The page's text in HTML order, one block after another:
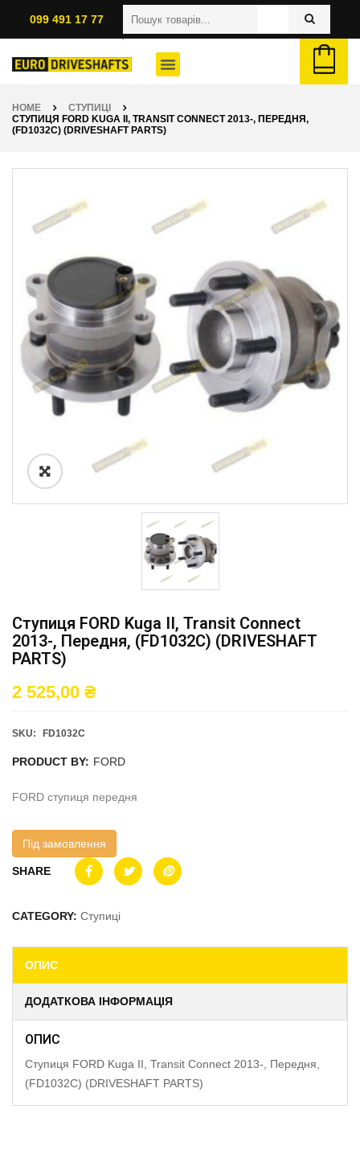
099 491 17 77
HOME
СТУПИЦІ
СТУПИЦЯ FORD KUGA II, TRANSIT CONNECT 2013-, ПЕРЕДНЯ,
(FD1032C) (DRIVESHAFT PARTS)
Ступиця FORD Kuga II, Transit Connect
2013-, Передня, (FD1032C) (DRIVESHAFT
PARTS)
2 525,00 ₴
SKU: FD1032C
PRODUCT BY: FORD
FORD ступиця передня
Під замовлення
SHARE
CATEGORY: Ступиці
ОПИС
ДОДАТКОВА ІНФОРМАЦІЯ
ОПИС
Ступиця FORD Kuga II, Transit Connect 2013-, Передня,
(FD1032C) (DRIVESHAFT PARTS)